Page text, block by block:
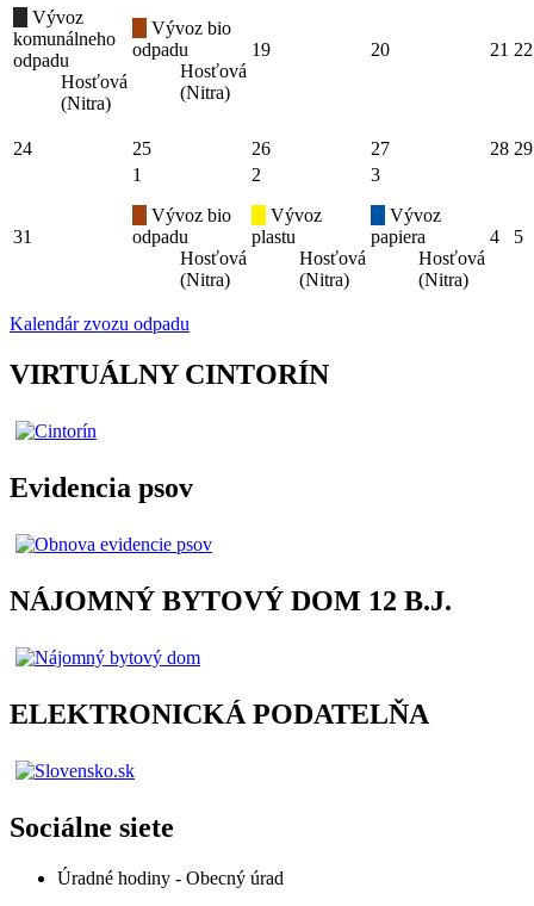
Vývoz
komunálneho
odpadu
Hosťová
(Nitra)
Vývoz bio
odpadu
Hosťová
(Nitra)
19 20 21 22
24 25 26 27 28 29
31
1
Vývoz bio
odpadu
Hosťová
(Nitra)
2
Vývoz
plastu
Hosťová
(Nitra)
3
Vývoz
papiera
Hosťová
(Nitra)
4 5
Kalendár zvozu odpadu
VIRTUÁLNY CINTORÍN
Evidencia psov
NÁJOMNÝ BYTOVÝ DOM 12 B.J.
ELEKTRONICKÁ PODATELŇA
Sociálne siete
Úradné hodiny - Obecný úrad